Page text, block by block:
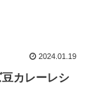
2024.01.19
カレーレシ